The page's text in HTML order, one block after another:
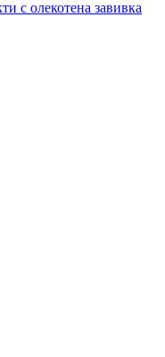
с олекотена завивка